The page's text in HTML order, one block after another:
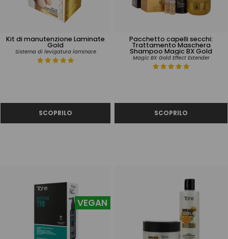
Kit di manutenzione Laminate
Gold
Sistema di levigatura laminare
Pacchetto capelli secchi:
Trattamento Maschera
Shampoo Magic BX Gold
Magic BX Gold Effect Extender
VEGAN